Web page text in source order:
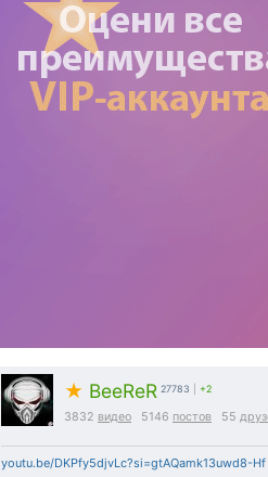
★ BeeReR 27783 +2
3832 видео 5146 постов 55
youtu.be/DKPfy5djvLc?si=gtAQamk13uwd8-Hf